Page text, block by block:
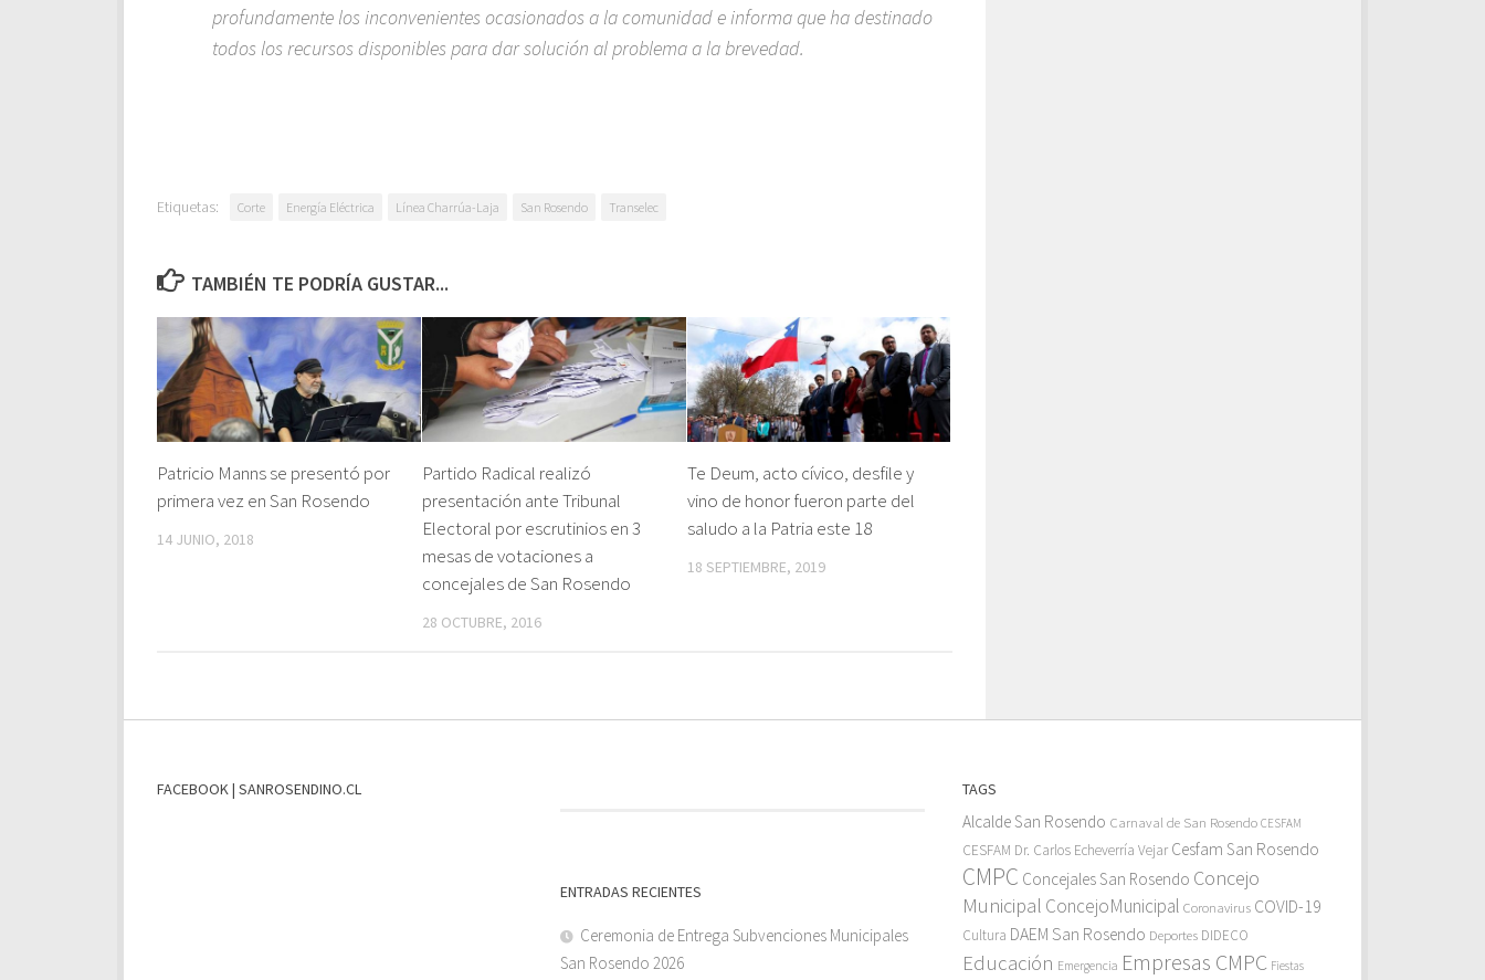
profundamente los inconvenientes ocasionados a la comunidad e informa que ha destinado
todos los recursos disponibles para dar solución al problema a la brevedad.
Etiquetas: Corte Energía Eléctrica Línea Charrúa-Laja San Rosendo Transelec
TAMBIÉN TE PODRÍA GUSTAR...
Patricio Manns se presentó por
primera vez en San Rosendo
14 JUNIO, 2018
Partido Radical realizó
presentación ante Tribunal
Electoral por escrutinios en 3
mesas de votaciones a
concejales de San Rosendo
28 OCTUBRE, 2016
Te Deum, acto cívico, desfile y
vino de honor fueron parte del
saludo a la Patria este 18
18 SEPTIEMBRE, 2019
FACEBOOK | SANROSENDINO.CL
ENTRADAS RECIENTES
Ceremonia de Entrega Subvenciones Municipales
San Rosendo 2026
TAGS
Alcalde San Rosendo Carnaval de San Rosendo CESFAM
CESFAM Dr. Carlos Echeverría Vejar Cesfam San Rosendo
CMPC Concejales San Rosendo Concejo
Municipal ConcejoMunicipal Coronavirus COVID-19
Cultura DAEM San Rosendo Deportes DIDECO
Educación Emergencia Empresas CMPC Fiestas